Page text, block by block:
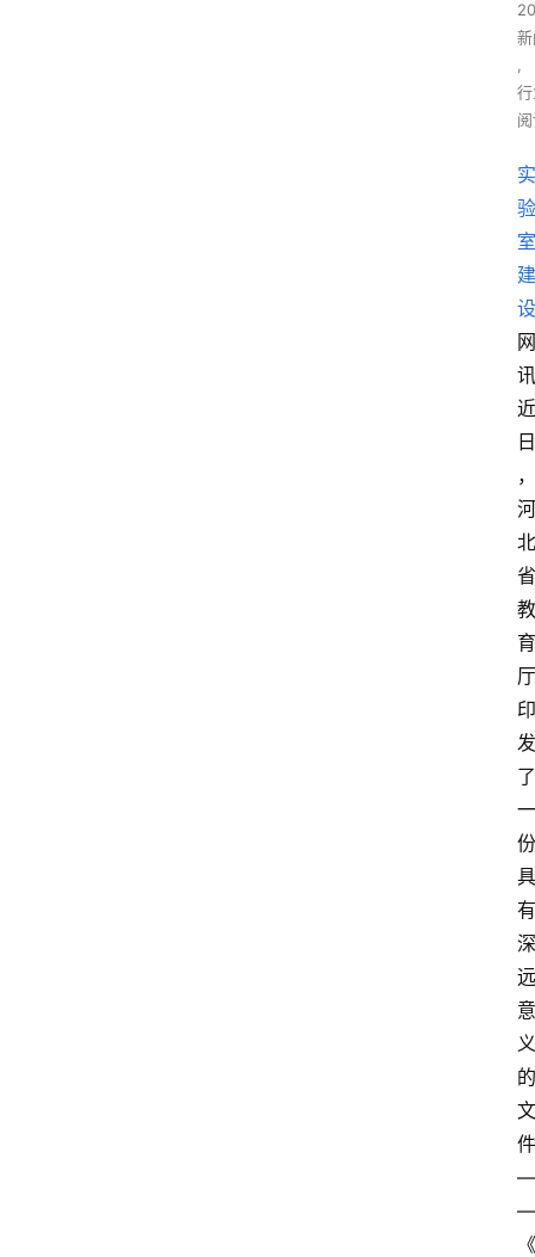
,
实
验
室
建
设
网
讯
近
日
，
河
北
省
教
育
厅
印
发
了
一
份
具
有
深
远
意
义
的
文
件
—
—
《